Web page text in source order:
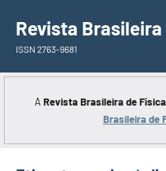
para
conteúdo
Revista
ISSN 2763-9681
A Revista Brasileira de Física
Brasileira de